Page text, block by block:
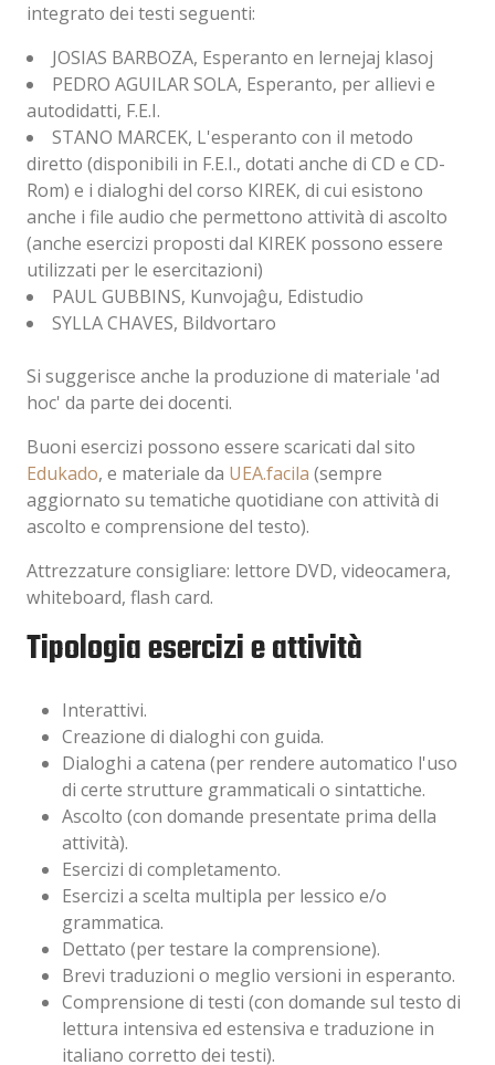
integrato dei testi seguenti:
JOSIAS BARBOZA, Esperanto en lernejaj klasoj
PEDRO AGUILAR SOLA, Esperanto, per allievi e
autodidatti, F.E.I.
STANO MARCEK, L'esperanto con il metodo
diretto (disponibili in F.E.I., dotati anche di CD e CD-
Rom) e i dialoghi del corso KIREK, di cui esistono
anche i file audio che permettono attività di ascolto
(anche esercizi proposti dal KIREK possono essere
utilizzati per le esercitazioni)
PAUL GUBBINS, Kunvojaĝu, Edistudio
SYLLA CHAVES, Bildvortaro
Si suggerisce anche la produzione di materiale 'ad
hoc' da parte dei docenti.
Buoni esercizi possono essere scaricati dal sito
Edukado, e materiale da UEA.facila (sempre
aggiornato su tematiche quotidiane con attività di
ascolto e comprensione del testo).
Attrezzature consigliare: lettore DVD, videocamera,
whiteboard, flash card.
Tipologia esercizi e attività
Interattivi.
Creazione di dialoghi con guida.
Dialoghi a catena (per rendere automatico l'uso
di certe strutture grammaticali o sintattiche.
Ascolto (con domande presentate prima della
attività).
Esercizi di completamento.
Esercizi a scelta multipla per lessico e/o
grammatica.
Dettato (per testare la comprensione).
Brevi traduzioni o meglio versioni in esperanto.
Comprensione di testi (con domande sul testo di
lettura intensiva ed estensiva e traduzione in
italiano corretto dei testi).